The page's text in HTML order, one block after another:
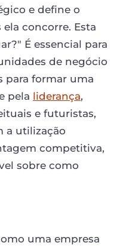
e define o
concorre. Esta
É essencial para
de negócio
para formar uma
pela liderança,
e futuristas,
a utilização
competitiva,
sobre como
uma empresa